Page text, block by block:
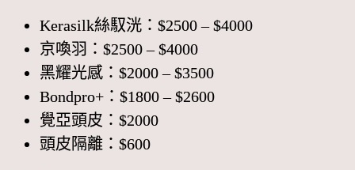
Kerasilk絲馭洸：$2500 – $4000
京喚羽：$2500 – $4000
黑耀光感：$2000 – $3500
Bondpro+：$1800 – $2600
覺亞頭皮：$2000
頭皮隔離：$600